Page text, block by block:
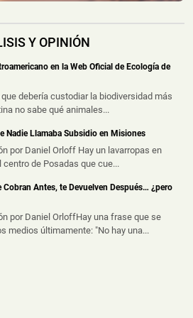
Capturaron a dos Dealers con
Dosificadas en un Barrio de
realizados por la ...
Moto en Posadas, dejó dos Heridos y
Lugar
resultaron heridas luego de que un
a una motoc...
Y OPINIÓN
en la Web Oficial de Ecología de
debería custodiar la biodiversidad más
no sabe qué animales...
Nadie Llamaba Subsidio en Misiones
por Daniel Orloff Hay un lavarropas en
centro de Posadas que cue...
Cobran Antes, te Devuelven Después… ¿pero
por Daniel OrloffHay una frase que se
medios últimamente: "No hay una...